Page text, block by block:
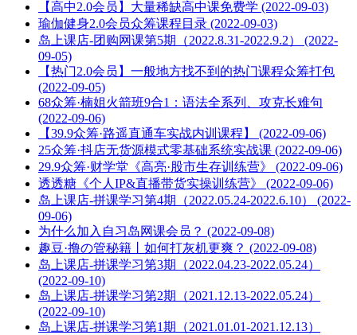
【高中2.0会员】大量稀缺高中课免费学 (2022-09-03)
瑜伽健身2.0会员众筹课程目录 (2022-09-03)
岛上课店-团购网课第5期（2022.8.31-2022.9.2） (2022-
09-05)
【热门2.0会员】一般地方找不到的热门课程众筹打包
(2022-09-05)
68众筹·楠姐火箭班9合1：语法全系列、攻克长难句
(2022-09-06)
【39.9众筹·路遥直通车实战内训课程】 (2022-09-06)
25众筹·抖店无货源模式零基础系统实战课 (2022-09-06)
29.9众筹·财学堂《高亮·股市生存训练营》 (2022-09-06)
透透糖《个人IP&直播带货实操训练营》 (2022-09-06)
岛上课店-拼课学习第4期（2022.05.24-2022.6.10） (2022-
09-06)
为什么加入自习岛网课会员？ (2022-09-08)
趣豆·撸の管秘籍丨如何打灰机更爽？ (2022-09-08)
岛上课店-拼课学习第3期（2022.04.23-2022.05.24）
(2022-09-10)
岛上课店-拼课学习第2期（2021.12.13-2022.05.24）
(2022-09-10)
岛上课店-拼课学习第1期（2021.01.01-2021.12.13）